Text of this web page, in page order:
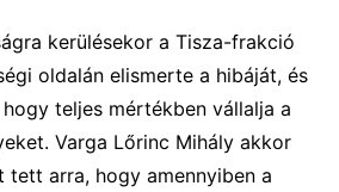
kerülésekor a Tisza-frakció
oldalán elismerte a hibáját, és
teljes mértékben vállalja a
Varga Lőrinc Mihály akkor
arra, hogy amennyiben a